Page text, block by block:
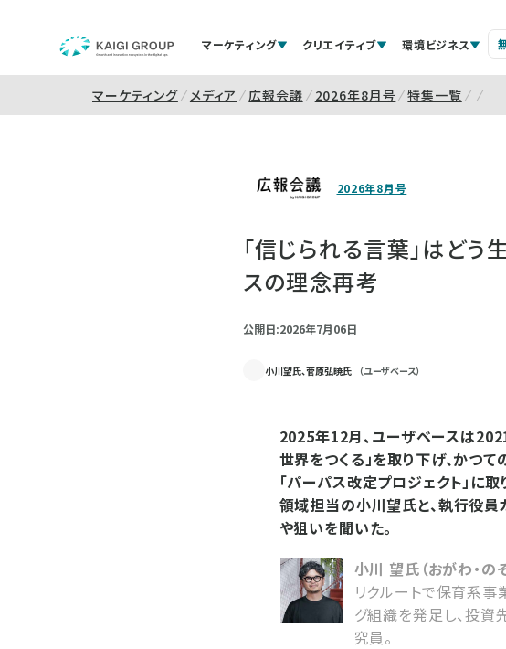
マーケティング クリエイティブ 環境ビジネス
マーケティング メディア 広報会議 2026年8月号 特集一覧
2026年8月号
「信じられる言葉」はど
スの理念再考
公開日:2026年7月06日
小川望氏、菅原弘暁氏 （ユーザベース）
2025年12月、ユーザベースは
世界をつくる」を取り下げ、かつ
「パーパス改定プロジェクト」に
領域担当の小川望氏と、執行役
や狙いを聞いた。
小川 望氏（おがわ・の
リクルートで保育系事
グ組織を発足し、投
究員。